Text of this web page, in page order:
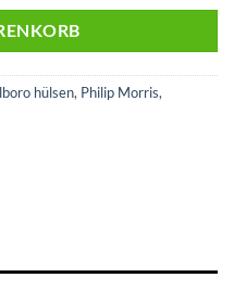
hülsen, Philip Morris,